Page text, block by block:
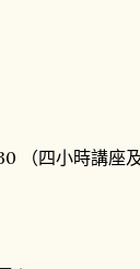
（四小時講座